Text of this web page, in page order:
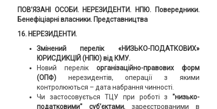
ПОВ’ЯЗАНІ ОСОБИ. НЕРЕЗИДЕНТИ. НПЮ. Повередники.
Бенефіціарні власники. Представництва
16. НЕРЕЗИДЕНТИ.
Змінений перелік «НИЗЬКО-ПОДАТКОВИХ»
ЮРИСДИКЦІЙ (НПЮ) від КМУ.
Новий перелікорганізаційно-правових форм
(ОПФ) нерезидентів, операції з якими
контролюються – дата набрання чинності.
Чи застосовується ТЦУ при роботі з"низько-
податковими" суб’єктами, зареєстрованими в